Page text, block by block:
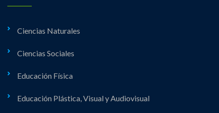
Ciencias Naturales
Ciencias Sociales
Educación Física
Educación Plástica, Visual y Audiovisual